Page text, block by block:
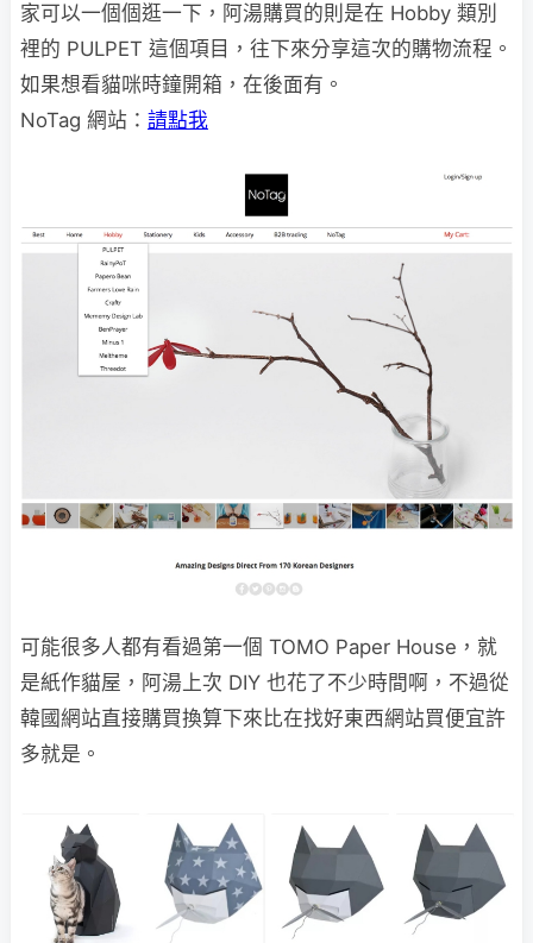
家可以一個個逛一下，阿湯購買的則是在 Hobby 類別
裡的 PULPET 這個項目，往下來分享這次的購物流程。
如果想看貓咪時鐘開箱，在後面有。
NoTag 網站： 請點我
可能很多人都有看過第一個 TOMO Paper House，就
是紙作貓屋，阿湯上次 DIY 也花了不少時間啊，不過從
韓國網站直接購買換算下來比在找好東西網站買便宜許
多就是。